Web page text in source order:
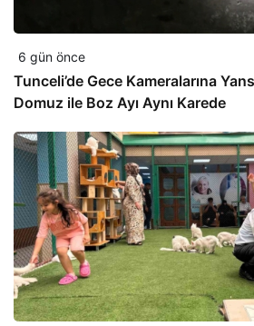
6 gün önce
Tunceli’de Gece Kameralarına
Domuz ile Boz Ayı Aynı Karede